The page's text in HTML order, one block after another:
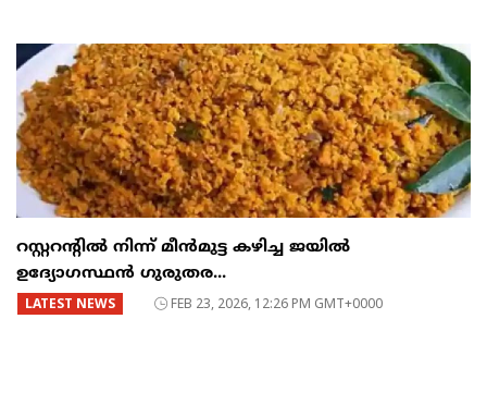
റസ്റ്ററന്റില്‍ നിന്ന് മീന്‍മുട്ട കഴിച്ച ജയില്‍
ഉദ്യോഗസ്ഥന്‍ ഗുരുതര...
LATEST NEWS FEB 23, 2026, 12:26 PM GMT+0000